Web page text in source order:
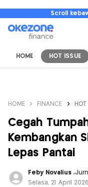
Scroll
HOME HOT ISSUE
HOME FINANCE HOT
Cegah
Kembangkan
Lepas Pantai
Feby Novalius ,
Selasa, 21 April